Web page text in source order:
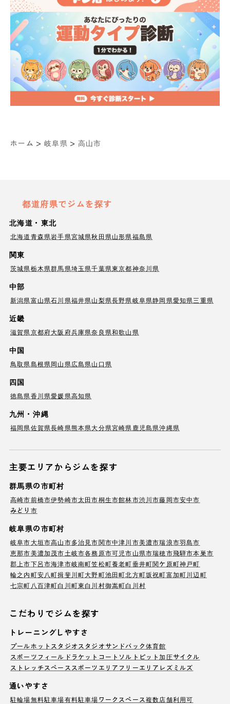
ホーム > 岐阜県 > 高山市
都道府県でジムを探す
北海道・東北
北海道青森県岩手県宮城県秋田県山形県福島県
関東
茨城県栃木県群馬県埼玉県千葉県東京都神奈川県
中部
新潟県富山県石川県福井県山梨県長野県岐阜県静岡県愛知県三重県
近畿
滋賀県京都府大阪府兵庫県奈良県和歌山県
中国
鳥取県島根県岡山県広島県山口県
四国
徳島県香川県愛媛県高知県
九州・沖縄
福岡県佐賀県長崎県熊本県大分県宮崎県 鹿児島県沖縄県
主要エリアからジムを探す
群馬県の市町村
高崎市前橋市伊勢崎市太田市桐生市館林市渋川市藤岡市安中市
みどり市
岐阜県の市町村
岐阜市大垣市高山市多治見市関市中津川市美濃市瑞浪市羽島市
恵那市美濃加茂市土岐市各務原市可児市山県市瑞穂市飛騨市本巣市
郡上市下呂市海津市岐南町笠松町養老町垂井町関ケ原町神戸町
輪之内町安八町揖斐川町大野町池田町北方町坂祝町富加町川辺町
七宗町 八百津町白川町東白川村御嵩町白川村
こだわりでジムを探す
トレーニングしやすさ
プールホットスタジオ スタジオサンドバック体育館
スポーツフィールド ラケットコート ソルトピット加圧サイクル
ストレッチスペース スポーツエリア フリーエリア レズミルズ
通いやすさ
駐輪場無料駐車場有料駐車場ワークスペース複数店舗利用可